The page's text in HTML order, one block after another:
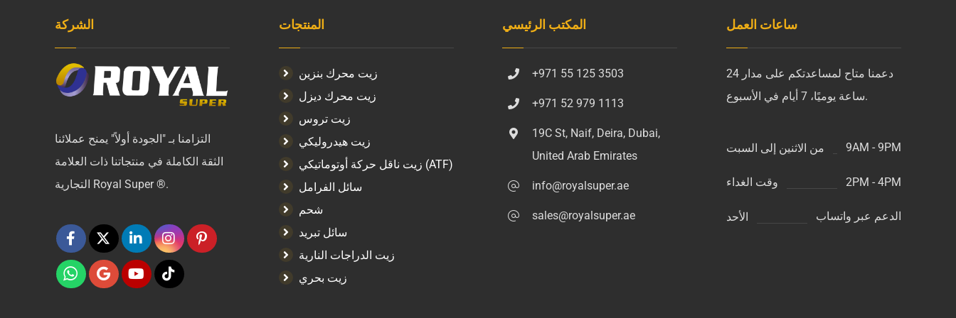
الشركة
التزامنا بـ "الجودة أولاً" يمنح عملائنا
الثقة الكاملة في منتجاتنا ذات العلامة
التجارية Royal Super ®.
المنتجات
زيت محرك بنزين
زيت محرك ديزل
زيت تروس
زيت هيدروليكي
زيت ناقل حركة أوتوماتيكي (ATF)
سائل الفرامل
شحم
سائل تبريد
زيت الدراجات النارية
زيت بحري
المكتب الرئيسي
+971 55 125 3503
+971 52 979 1113
19C St, Naif, Deira, Dubai,
United Arab Emirates
info@royalsuper.ae
sales@royalsuper.ae
ساعات العمل
دعمنا متاح لمساعدتكم على مدار 24
ساعة يوميًا، 7 أيام في الأسبوع.
من الاثنين إلى السبت 9AM - 9PM
وقت الغداء 2PM - 4PM
الأحد الدعم عبر واتساب